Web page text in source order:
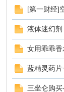
[第一财经]
液体迷幻剂
女用乖乖香
蓝精灵药
三坐仑购